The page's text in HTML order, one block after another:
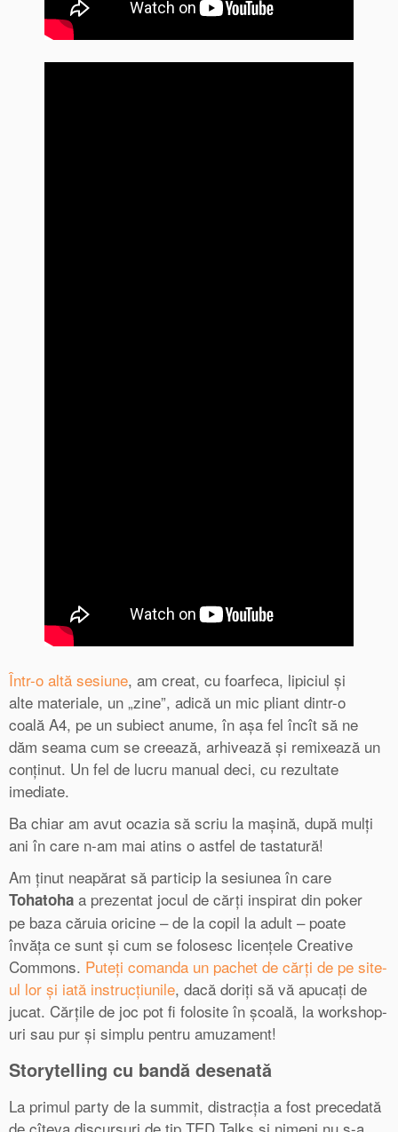
Într-o altă sesiune, am creat, cu foarfeca, lipiciul și
alte materiale, un „zine”, adică un mic pliant dintr-o
coală A4, pe un subiect anume, în așa fel încît să ne
dăm seama cum se creează, arhivează și remixează un
conținut. Un fel de lucru manual deci, cu rezultate
imediate.
Ba chiar am avut ocazia să scriu la mașină, după mulți
ani în care n-am mai atins o astfel de tastatură!
Am ținut neapărat să particip la sesiunea în care
Tohatoha a prezentat jocul de cărți inspirat din poker
pe baza căruia oricine – de la copil la adult – poate
învăța ce sunt și cum se folosesc licențele Creative
Commons. Puteți comanda un pachet de cărți de pe site-
ul lor și iată instrucțiunile, dacă doriți să vă apucați de
jucat. Cărțile de joc pot fi folosite în școală, la workshop-
uri sau pur și simplu pentru amuzament!
Storytelling cu bandă desenată
La primul party de la summit, distracția a fost precedată